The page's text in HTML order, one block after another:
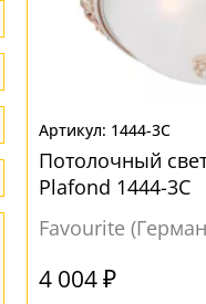
1444-3C
Потолочный
Plafond 1444-3C
Favourite
4 004 ₽